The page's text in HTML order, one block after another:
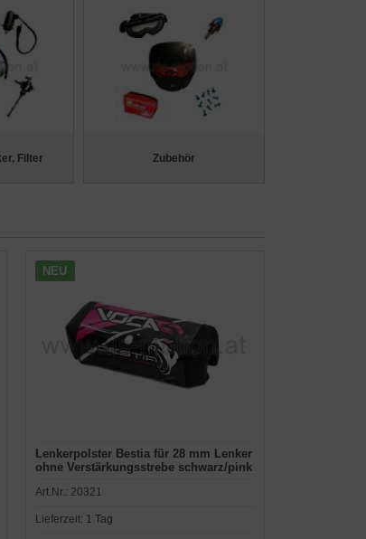
Filter Zubehör
NEU
Lenkerpolster Bestia für 28 mm Lenker
ohne Verstärkungsstrebe schwarz/pink
Art.Nr.: 20321
Lieferzeit: 1 Tag